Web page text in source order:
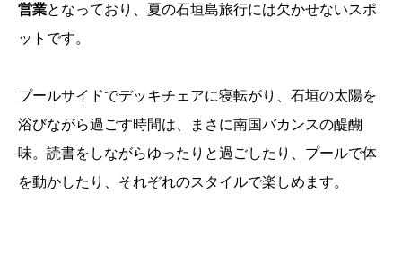
営業となっており、夏の石垣島旅行には欠かせないスポ
ットです。
プールサイドでデッキチェアに寝転がり、石垣の太陽を
浴びながら過ごす時間は、まさに南国バカンスの醍醐
味。読書をしながらゆったりと過ごしたり、プールで体
を動かしたり、それぞれのスタイルで楽しめます。